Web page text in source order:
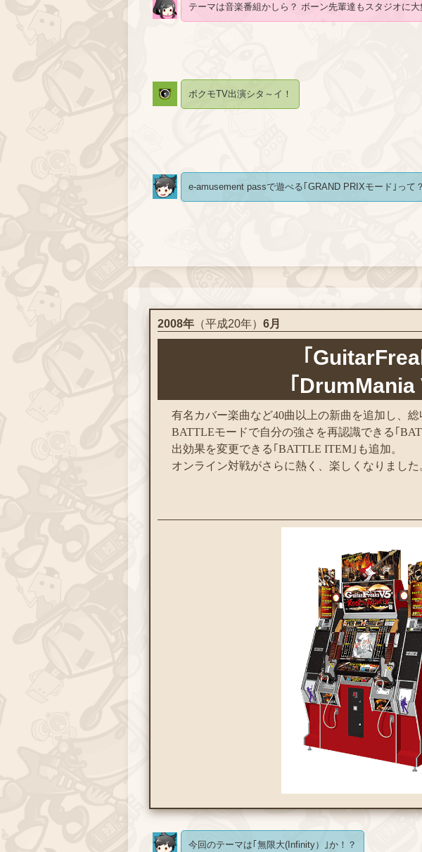
テーマは音楽番組かしら？ ボーン先輩達もスタジオに大
ボクモTV出演シタ～イ！
e-amusement passで遊べる｢GRAND PRIXモード｣って？
2008年 （平成20年） 6月
｢
｢
有名カバー楽曲など40曲以上の新曲を追加し、総
BATTLEモードで自分の強さを再認識できる｢
出効果を変更できる｢BATTLE ITEM｣も追加。
オンライン対戦がさらに熱く、楽しくなりました
今回のテーマは｢無限大(Infinity）｣か！？